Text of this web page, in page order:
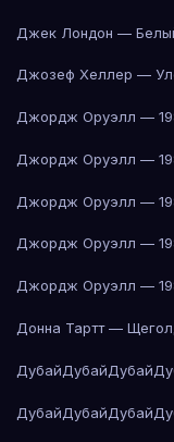
Джек Лондон —
Джозеф Хеллер —
Джордж Оруэлл —
Джордж Оруэлл —
Джордж Оруэлл —
Джордж Оруэлл —
Джордж Оруэлл —
Донна Тартт — Щегол
ДубайДубайДубай
ДубайДубайДубай